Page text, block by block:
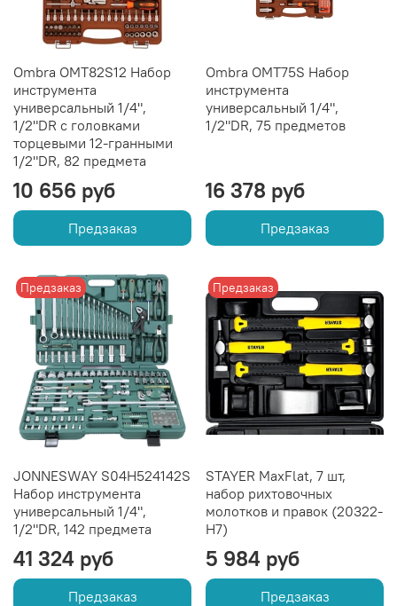
Ombra OMT82S12 Набор
инструмента
универсальный 1/4",
1/2"DR с головками
торцевыми 12-гранными
1/2"DR, 82 предмета
10 656 руб
Предзаказ
Ombra OMT75S Набор
инструмента
универсальный 1/4",
1/2"DR, 75 предметов
16 378 руб
Предзаказ
Предзаказ
JONNESWAY S04H524142S
Набор инструмента
универсальный 1/4",
1/2"DR, 142 предмета
41 324 руб
Предзаказ
Предзаказ
STAYER MaxFlat, 7 шт,
набор рихтовочных
молотков и правок (20322-
H7)
5 984 руб
Предзаказ